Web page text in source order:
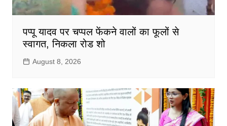
पप्पू यादव पर चप्पल फेंकने वालों का फूलों से
स्वागत, निकला रोड शो
August 8, 2026